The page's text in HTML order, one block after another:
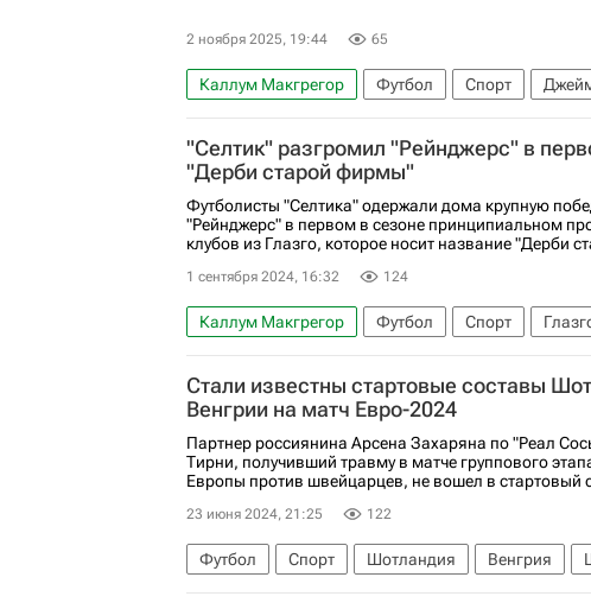
2 ноября 2025, 19:44 65
Каллум Макгрегор Футбол Спорт
"Селтик" разгромил "Рейнджерс" в
"Дерби старой фирмы"
Футболисты "Селтика" одержали дома крупную
"Рейнджерс" в первом в сезоне принципиальном
клубов из Глазго, которое носит название "Дерби
1 сентября 2024, 16:32 124
Каллум Макгрегор Футбол Спорт
Стали известны стартовые составы
Венгрии на матч Евро-2024
Партнер россиянина Арсена Захаряна по "Реал
Тирни, получивший травму в матче группового
Европы против швейцарцев, не вошел в стартовый
23 июня 2024, 21:25 122
Футбол Спорт Шотландия Венгрия
Киран Тирни
Реал Сосьедад Евро-2024